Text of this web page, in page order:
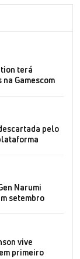
terá
Gamescom
pelo
Narumi
setembro
vive
primeiro